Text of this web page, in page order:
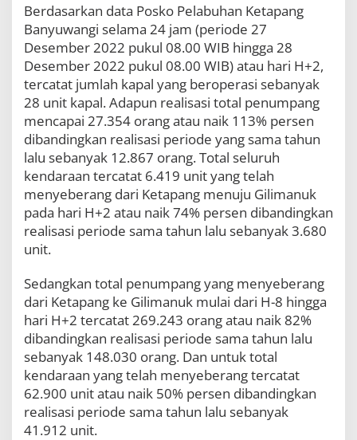
Berdasarkan data Posko Pelabuhan Ketapang
Banyuwangi selama 24 jam (periode 27
Desember 2022 pukul 08.00 WIB hingga 28
Desember 2022 pukul 08.00 WIB) atau hari H+2,
tercatat jumlah kapal yang beroperasi sebanyak
28 unit kapal. Adapun realisasi total penumpang
mencapai 27.354 orang atau naik 113% persen
dibandingkan realisasi periode yang sama tahun
lalu sebanyak 12.867 orang. Total seluruh
kendaraan tercatat 6.419 unit yang telah
menyeberang dari Ketapang menuju Gilimanuk
pada hari H+2 atau naik 74% persen dibandingkan
realisasi periode sama tahun lalu sebanyak 3.680
unit.
Sedangkan total penumpang yang menyeberang
dari Ketapang ke Gilimanuk mulai dari H-8 hingga
hari H+2 tercatat 269.243 orang atau naik 82%
dibandingkan realisasi periode sama tahun lalu
sebanyak 148.030 orang. Dan untuk total
kendaraan yang telah menyeberang tercatat
62.900 unit atau naik 50% persen dibandingkan
realisasi periode sama tahun lalu sebanyak
41.912 unit.